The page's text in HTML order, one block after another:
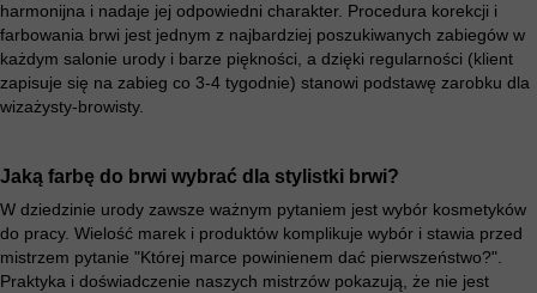
harmonijna i nadaje jej odpowiedni charakter. Procedura korekcji i
farbowania brwi jest jednym z najbardziej poszukiwanych zabiegów w
każdym salonie urody i barze piękności, a dzięki regularności (klient
zapisuje się na zabieg co 3-4 tygodnie) stanowi podstawę zarobku dla
wizażysty-browisty.
Jaką farbę do brwi wybrać dla stylistki brwi?
W dziedzinie urody zawsze ważnym pytaniem jest wybór kosmetyków
do pracy. Wielość marek i produktów komplikuje wybór i stawia przed
mistrzem pytanie "Której marce powinienem dać pierwszeństwo?".
Praktyka i doświadczenie naszych mistrzów pokazują, że nie jest